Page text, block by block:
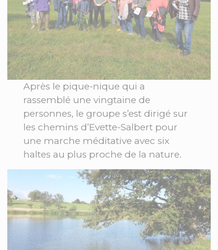
Après le pique-nique qui a
rassemblé une vingtaine de
personnes, le groupe s’est dirigé sur
les chemins d’Evette-Salbert pour
une marche méditative avec six
haltes au plus proche de la nature.